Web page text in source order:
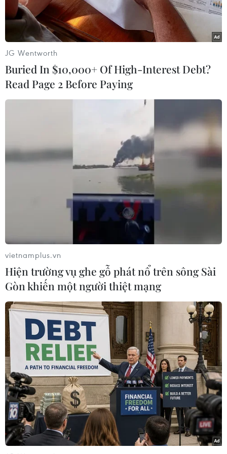
Tướng Martin Dempsey, Chủ tịch Hội đồng Tham mưu liên
quân. (Ảnh: Trọng Đức/TTXVN)
Trong một dấu hiệu phản ánh rõ chiều hướng
can thiệp ngày càng sâu của Mỹ vào tình hình
bạo lực tại Iraq và Syria, ngày 16/9, viên tướng
chỉ huy toàn bộ các hoạt động tác chiến của
quân đội Mỹ nói rằng Washington có thể sẽ
triển khai cả lính bộ binh vào cuộc chiến chống
nhóm vũ trang Nhà nước Hồi giáo (IS) tự xưng.
biểu của Tướng 4 sao Martin Dempssey, Chủ tịch
Hội đồng Tham mưu liên quân, trong cuộc điều
trần trước một ủy ban của Thượng viện nói
rằng, nếu cảm thấy cần thiết, ông sẵn sàng kiến
nghị Tổng thống Barack Obama cho triển khai
một lực lượng lính bộ binh vào cuộc chiến
chống nhóm chủ chiến IS ở Iraq.
Tướng Dempsey cho biết nếu chiến dịch mở
rộng không kích sang cả lãnh thổ Syria kết hợp
gia tăng cung cấp vũ khí và huấn luyện cho lực
JG Wentworth
Buried In $10,000+ Of High-Interest Debt?
Read Page 2 Before Paying
vietnamplus.vn
Hiện trường vụ ghe gỗ phát nổ trên sông Sài
Gòn khiến một người thiệt mạng